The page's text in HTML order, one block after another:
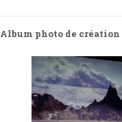
Album photo de création